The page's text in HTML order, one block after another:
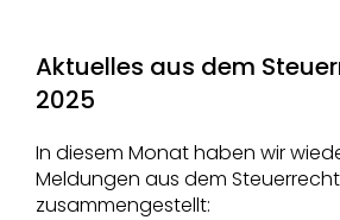
Aktuelles aus dem
2025
In diesem Monat haben wir
Meldungen aus dem
zusammengestellt: